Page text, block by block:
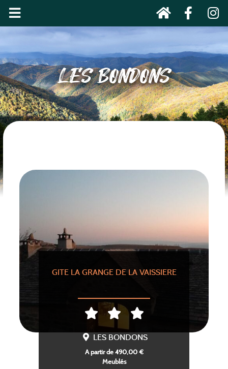
LES BONDONS
GITE LA GRANGE DE LA VAISSIERE
LES BONDONS
A partir de 490,00 €
Meublés